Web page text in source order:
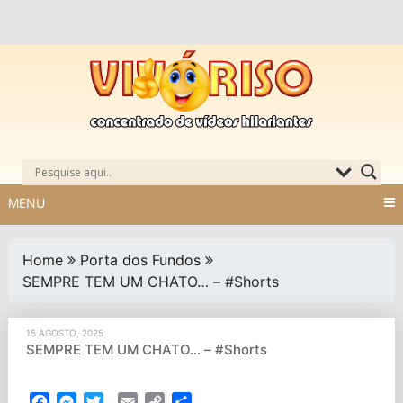
MENU
Home
Porta dos Fundos
SEMPRE TEM UM CHATO… – #Shorts
15 AGOSTO, 2025
SEMPRE TEM UM CHATO… – #Shorts